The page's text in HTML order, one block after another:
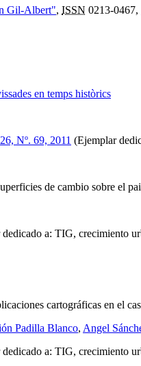
Gil-Albert", ISSN 0213-0467,
en temps històrics
Nº. 69, 2011 (Ejemplar
de cambio sobre el
a: TIG, crecimiento
cartográficas en el
Padilla Blanco, Angel
a: TIG, crecimiento